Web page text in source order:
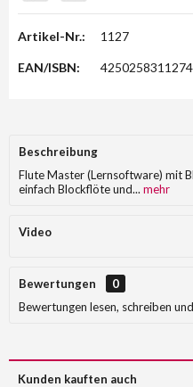
Artikel-Nr.: 1127
EAN/ISBN: 4250258311274
Beschreibung
Flute Master (Lernsoftware) mit
einfach Blockflöte und... mehr
Video
Bewertungen
0
Bewertungen lesen, schreiben
Kunden kauften auch